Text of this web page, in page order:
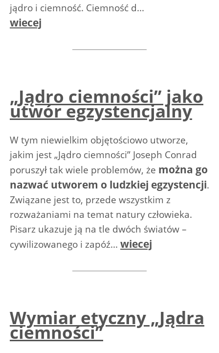
jądro i ciemność. Ciemność d...
wiecej
„Jądro ciemności” jako
utwór egzystencjalny
W tym niewielkim objętościowo utworze,
jakim jest „Jądro ciemności” Joseph Conrad
poruszył tak wiele problemów, że można go
nazwać utworem o ludzkiej egzystencji.
Związane jest to, przede wszystkim z
rozważaniami na temat natury człowieka.
Pisarz ukazuje ją na tle dwóch światów –
cywilizowanego i zapóź... wiecej
Wymiar etyczny „Jądra
ciemności”